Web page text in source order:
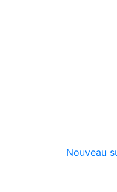
Nouveau